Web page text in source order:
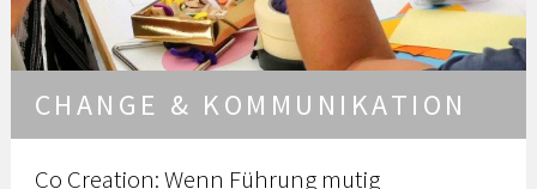
CHANGE & KOMMUNIKATION
Co Creation: Wenn Führung mutig